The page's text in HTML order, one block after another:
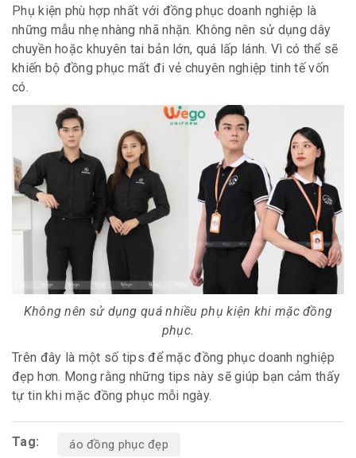
Phụ kiện phù hợp nhất với đồng phục doanh nghiệp là
những mẫu nhẹ nhàng nhã nhặn. Không nên sử dụng dây
chuyền hoặc khuyên tai bản lớn, quá lấp lánh. Vì có thể sẽ
khiến bộ đồng phục mất đi vẻ chuyên nghiệp tinh tế vốn
có.
Không nên sử dụng quá nhiều phụ kiện khi mặc đồng
phục.
Trên đây là một số tips để mặc đồng phục doanh nghiệp
đẹp hơn. Mong rằng những tips này sẽ giúp bạn cảm thấy
tự tin khi mặc đồng phục mỗi ngày.
Tag:
áo đồng phục đẹp